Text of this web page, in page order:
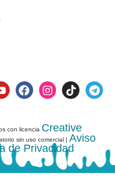
con licencia Creative
sin uso comercial | Aviso
de Privacidad